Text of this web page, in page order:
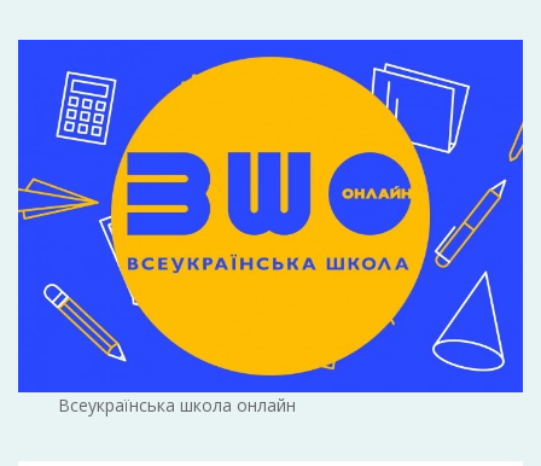
Всеукраїнська школа онлайн